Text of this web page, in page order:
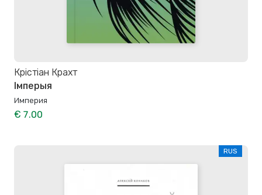
Крістіан Крахт
Імперыя
Империя
€ 7.00
RUS